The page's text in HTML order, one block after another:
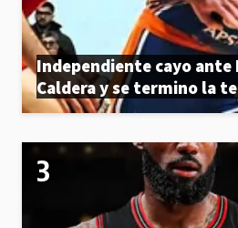
Independiente cayo ante
Caldera y se termino la